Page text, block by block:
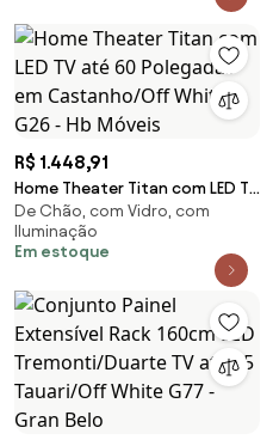
R$ 1.448,91
Home Theater Titan com LED TV
até 60 Polegadas em
Castanho/Off White G26 - Hb
Móveis
De Chão, com Vidro, com
Iluminação
Em estoque